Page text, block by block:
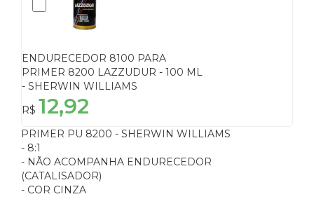
ENDURECEDOR 8100 PARA
PRIMER 8200 LAZZUDUR - 100 ML
- SHERWIN WILLIAMS
R$ 12,92
PRIMER PU 8200 - SHERWIN WILLIAMS
- 8:1
- NÃO ACOMPANHA ENDURECEDOR
(CATALISADOR)
- COR CINZA